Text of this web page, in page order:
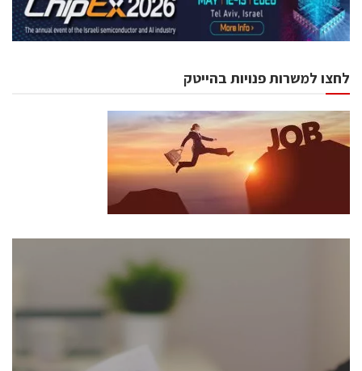
לחצו למשרות פנויות בהייטק
כנסים ואירועים
לכל העוסקים בתעשיית הסמיקונדקטור כולל מהנדסים,